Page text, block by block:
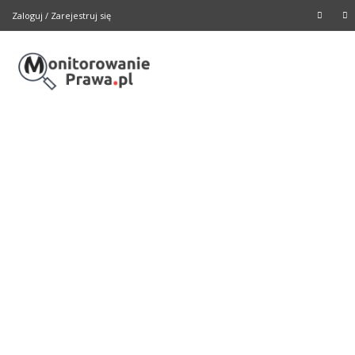
Zaloguj / Zarejestruj się